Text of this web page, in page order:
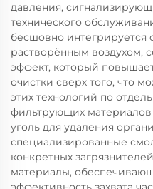
давления,
технического
бесшовно интегрируется
растворённым воздухом,
эффект, который
очистки сверх того, что
этих технологий по
фильтрующих
уголь для удаления
специализированные
конкретных
материалы,